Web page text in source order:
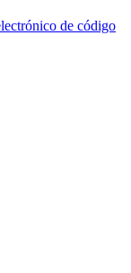
de código